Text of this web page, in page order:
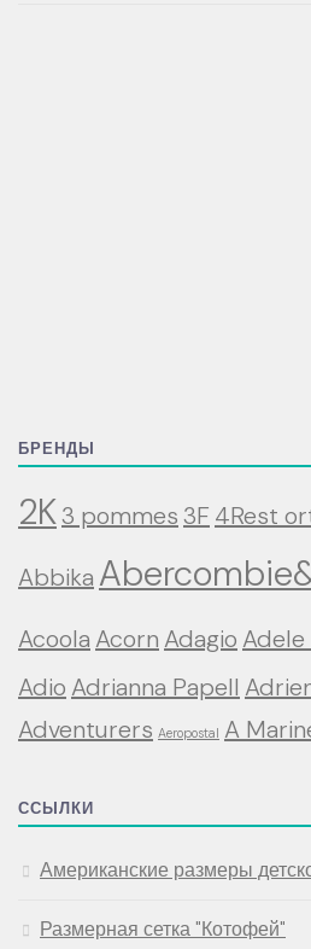
БРЕНДЫ
2K3 pommes3F 4Rest
Abbika
Acoola Acorn Adagio Adele
Adio Adrianna Papell
Adventurers Aeropostal A
ССЫЛКИ
Американские размеры
Размерная сетка "Котофей"